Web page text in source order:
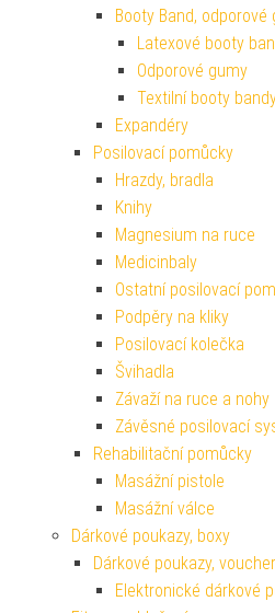
Booty Band, odporové
Latexové booty
Odporové gumy
Textilní booty
Expandéry
Posilovací pomůcky
Hrazdy, bradla
Knihy
Magnesium na ruce
Medicinbaly
Ostatní posilovací
Podpěry na kliky
Posilovací kolečka
Švihadla
Závaží na ruce a nohy
Závěsné posilovací
Rehabilitační pomůcky
Masážní pistole
Masážní válce
Dárkové poukazy, boxy
Dárkové poukazy,
Elektronické dárkové